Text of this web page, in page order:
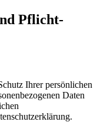
Pflicht­
Ihrer persönlichen
Daten